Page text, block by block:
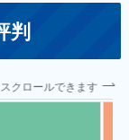
判
スクロールできます